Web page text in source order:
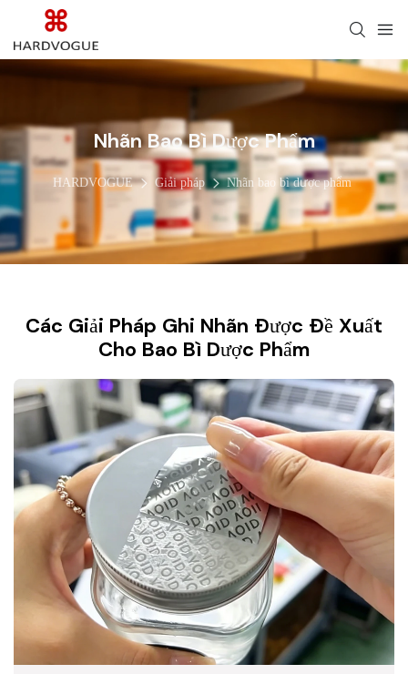
Nhãn Bao Bì Dược Phẩm
HARDVOGUE Giải pháp Nhãn bao bì dược phẩm
Các Giải Pháp Ghi Nhãn Được Đề Xuất
Cho Bao Bì Dược Phẩm